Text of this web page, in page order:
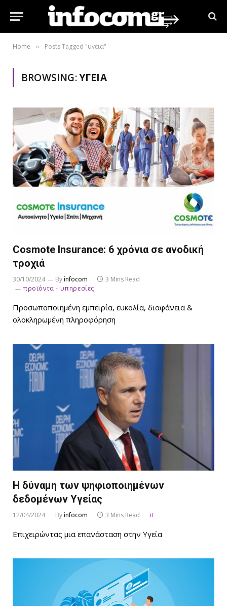
Home » Posts Tagged "υγεια"
BROWSING:ΥΓΕΙΑ
Cosmote Insurance: 6 χρόνια σε ανοδική
τροχιά
30/10/2024 Byinfocom
3 Mins Read
προϊόντα - υπηρεσίες
Προσωποποιημένη εμπειρία, ευκολία, διαφάνεια &
ολοκληρωμένη πληροφόρηση
Η δύναμη των ψηφιοποιημένων
δεδομένων Υγείας
12/04/2024 Byinfocom 3 Mins Read it
Επιχειρώντας μια επανάσταση στην Υγεία